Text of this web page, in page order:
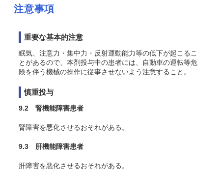
注意事項
重要な基本的注意
眠気、注意力・集中力・反射運動能力等の低下が起こるこ
とがあるので、本剤投与中の患者には、自動車の運転等危
険を伴う機械の操作に従事させないよう注意すること。
慎重投与
9.2 腎機能障害患者
腎障害を悪化させるおそれがある。
9.3 肝機能障害患者
肝障害を悪化させるおそれがある。